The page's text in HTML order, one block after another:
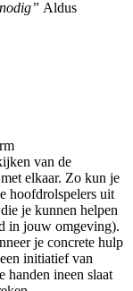
Aldus
van de
elkaar. Zo kun je
hoofdrolspelers uit
je kunnen helpen
in jouw omgeving).
je concrete hulp
initiatief van
handen ineen slaat